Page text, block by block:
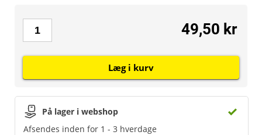
På lager i webshop
Afsendes inden for 1 - 3 hverdage
49,50 kr
Læg i kurv